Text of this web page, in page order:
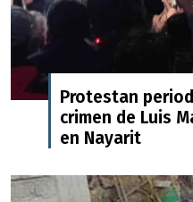
Protestan
crimen de Luis
en Nayarit